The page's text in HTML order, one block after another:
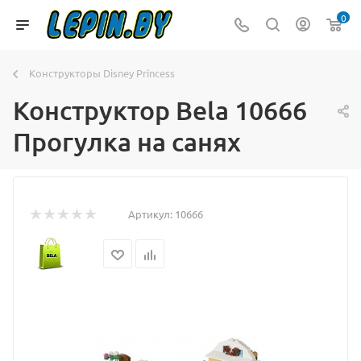
0
Конструкторы Disney Princess
Конструктор Bela 10666
Прогулка на санях
Артикул: 10666